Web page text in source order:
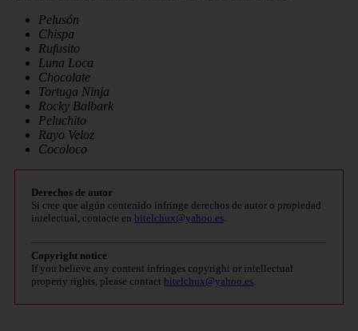
Pelusón
Chispa
Rufusito
Luna Loca
Chocolate
Tortuga Ninja
Rocky Balbark
Peluchito
Rayo Veloz
Cocoloco
Derechos de autor
Si cree que algún contenido infringe derechos de autor o propiedad
intelectual, contacte en bitelchux@yahoo.es
Copyright notice
If you believe any content infringes copyright or intellectual
property rights, please contact bitelchux@yahoo.es